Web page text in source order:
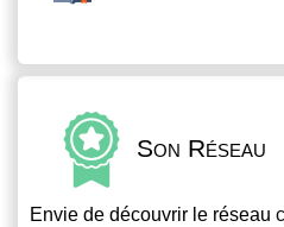
Son Réseau
Envie de découvrir le réseau